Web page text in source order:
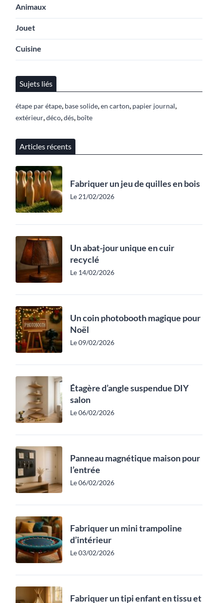
Animaux
Jouet
Cuisine
Sujets liés
étape par étape base solide en carton papier journal
extérieur déco dés boîte
Articles récents
Fabriquer un jeu de quilles en bois
Le 21/02/2026
Un abat-jour unique en cuir
recyclé
Le 14/02/2026
Un coin photobooth magique pour
Noël
Le 09/02/2026
Étagère d’angle suspendue DIY
salon
Le 06/02/2026
Panneau magnétique maison pour
l’entrée
Le 06/02/2026
Fabriquer un mini trampoline
d’intérieur
Le 03/02/2026
Fabriquer un tipi enfant en tissu et